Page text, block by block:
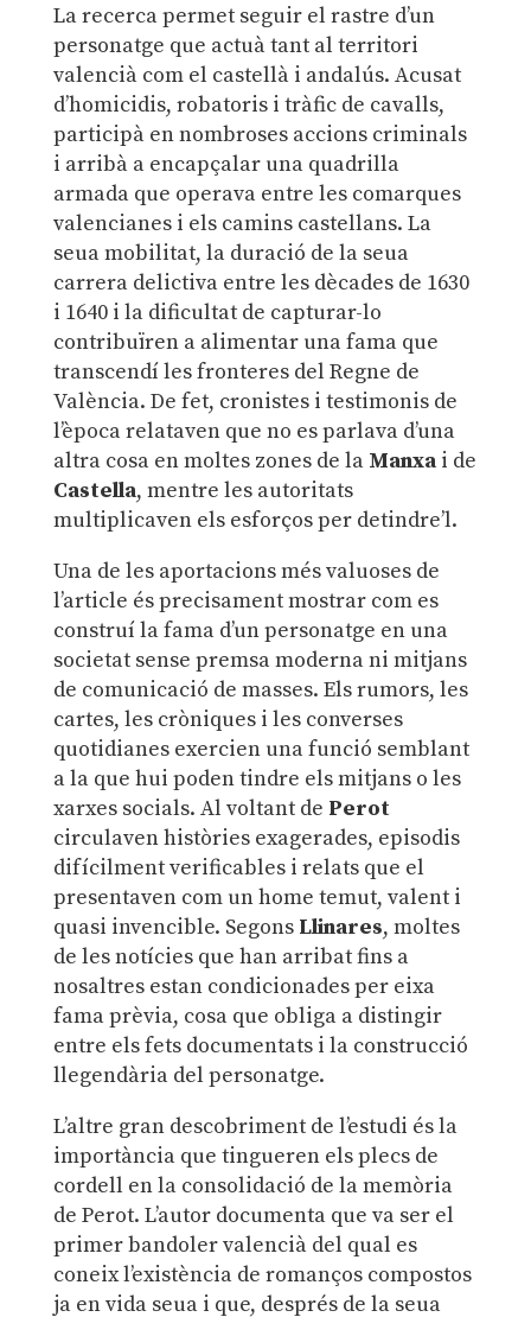
La recerca permet seguir el rastre d’un
personatge que actuà tant al territori
valencià com el castellà i andalús. Acusat
d’homicidis, robatoris i tràfic de cavalls,
participà en nombroses accions criminals
i arribà a encapçalar una quadrilla
armada que operava entre les comarques
valencianes i els camins castellans. La
seua mobilitat, la duració de la seua
carrera delictiva entre les dècades de 1630
i 1640 i la dificultat de capturar-lo
contribuïren a alimentar una fama que
transcendí les fronteres del Regne de
València. De fet, cronistes i testimonis de
l’època relataven que no es parlava d’una
altra cosa en moltes zones de la Manxai de
Castella, mentre les autoritats
multiplicaven els esforços per detindre’l.
Una de les aportacions més valuoses de
l’article és precisament mostrar com es
construí la fama d’un personatge en una
societat sense premsa moderna ni mitjans
de comunicació de masses. Els rumors, les
cartes, les cròniques i les converses
quotidianes exercien una funció semblant
a la que hui poden tindre els mitjans o les
xarxes socials. Al voltant de Perot
circulaven històries exagerades, episodis
difícilment verificables i relats que el
presentaven com un home temut, valent i
quasi invencible. Segons Llinares, moltes
de les notícies que han arribat fins a
nosaltres estan condicionades per eixa
fama prèvia, cosa que obliga a distingir
entre els fets documentats i la construcció
llegendària del personatge.
L’altre gran descobriment de l’estudi és la
importància que tingueren els plecs de
cordell en la consolidació de la memòria
de Perot. L’autor documenta que va ser el
primer bandoler valencià del qual es
coneix l’existència de romanços compostos
ja en vida seua i que, després de la seua